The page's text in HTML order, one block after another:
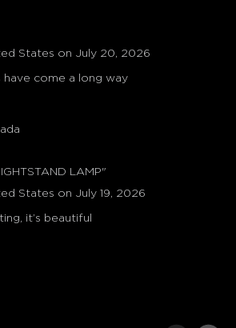
States on July 20, 2026
have come a long way
LAMP"
States on July 19, 2026
it’s beautiful